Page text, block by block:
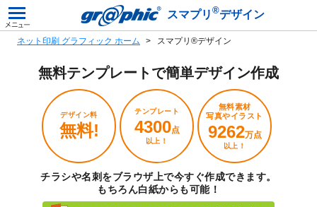
スマプリ ®デザイン
ネット印刷 グラフィック ホーム スマプリ®デザイン
無料テンプレートで簡単デザイン作成
デザイン料
無料!
テンプレート
4300点
以上！
無料素材
写真やイラスト
9262万点
以上！
チラシや名刺をブラウザ上で今すぐ作成できます。
もちろん白紙からも可能！